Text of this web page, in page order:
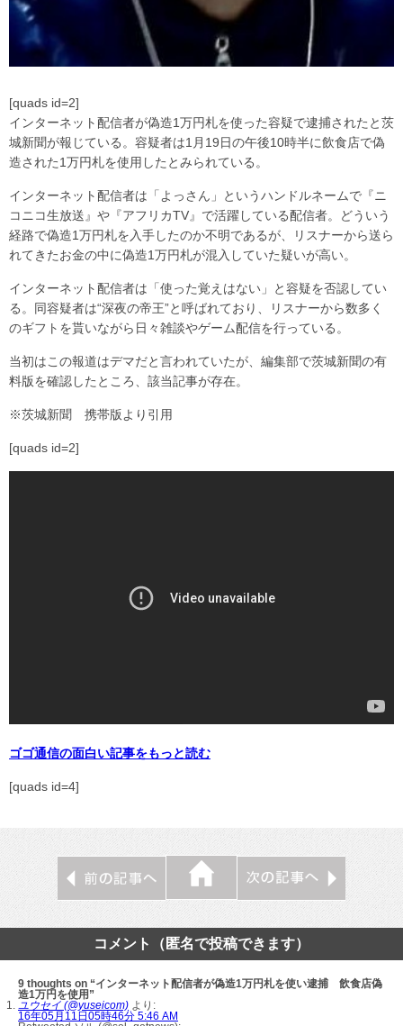
[quads id=2]
インターネット配信者が偽造1万円札を使った容疑で逮捕されたと茨
城新聞が報じている。容疑者は1月19日の午後10時半に飲食店で偽
造された1万円札を使用したとみられている。
インターネット配信者は「よっさん」というハンドルネームで『ニ
コニコ生放送』や『アフリカTV』で活躍している配信者。どういう
経路で偽造1万円札を入手したのか不明であるが、リスナーから送ら
れてきたお金の中に偽造1万円札が混入していた疑いが高い。
インターネット配信者は「使った覚えはない」と容疑を否認してい
る。同容疑者は“深夜の帝王”と呼ばれており、リスナーから数多く
のギフトを貰いながら日々雑談やゲーム配信を行っている。
当初はこの報道はデマだと言われていたが、編集部で茨城新聞の有
料版を確認したところ、該当記事が存在。
※茨城新聞 携帯版より引用
[quads id=2]
ゴゴ通信の面白い記事をもっと読む
[quads id=4]
コメント（匿名で投稿できます）
9 thoughts on “インターネット配信者が偽造1万円札を使い逮捕 飲食店偽
造1万円を使用”
ユウセイ (@yuseicom) より:
16年05月11日05時46分 5:46 AM